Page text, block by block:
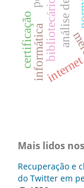
internet
informáticabibliotecário
certificação
Mais lidos
Recuperação e
do Twitter em